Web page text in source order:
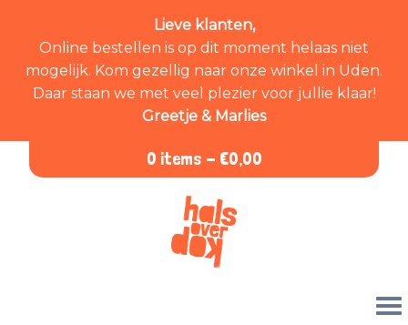
Lieve klanten,
Online bestellen is op dit moment helaas niet
mogelijk. Kom gezellig naar onze winkel in Uden.
Daar staan we met veel plezier voor jullie klaar!
Greetje & Marlies
0 items - €0,00